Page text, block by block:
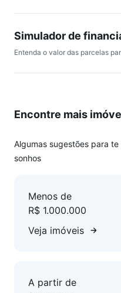
Simulador de
Entenda o valor das parcelas
Encontre mais
Algumas sugestões para
sonhos
Menos de
R$ 1.000.000
Veja imóveis
A partir de